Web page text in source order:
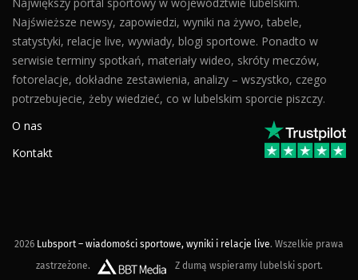
Najświeższe newsy, zapowiedzi, wyniki na żywo, tabele,
statystyki, relacje live, wywiady, blogi sportowe. Ponadto w
serwisie terminy spotkań, materiały wideo, skróty meczów,
fotorelacje, dokładne zestawienia, analizy – wszystko, czego
potrzebujecie, żeby wiedzieć, co w lubelskim sporcie piszczy.
O nas
Kontakt
2026 Lubsport – wiadomości sportowe, wyniki i relacje live. Wszelkie prawa
zastrzeżone.
Z dumą wspieramy lubelski sport.